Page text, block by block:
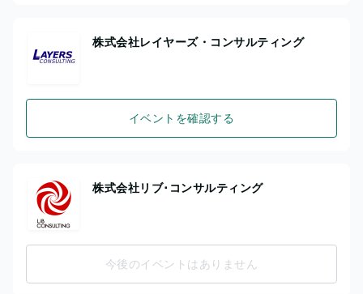
株式会社レイヤーズ・コンサルティング
イベントを確認する
株式会社リブ･コンサルティング
今後のイベントはありません